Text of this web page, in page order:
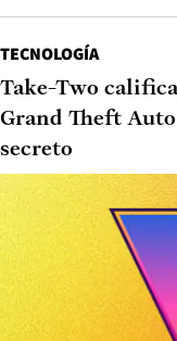
TECNOLOGÍA
Take-Two
Grand Theft
secreto